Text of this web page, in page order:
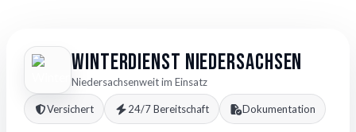
Winterdienst Niedersachsen
Niedersachsenweit im Einsatz
Versichert 24/7 Bereitschaft Dokumentation